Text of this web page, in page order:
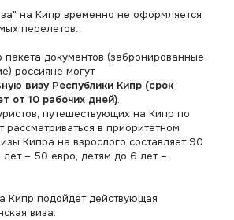
на Кипр временно не оформляется
перелетов.
документов (забронированные
россияне могут
визу Республики Кипр (срок
от 10 рабочих дней).
путешествующих на Кипр по
рассматриваться в приоритетном
Кипра на взрослого составляет 90
лет – 50 евро, детям до 6 лет –
Кипр подойдет действующая
виза.